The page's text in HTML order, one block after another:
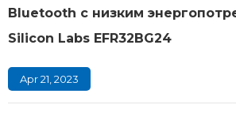
Bluetooth с низким
Silicon Labs EFR32BG24
Apr 21, 2023